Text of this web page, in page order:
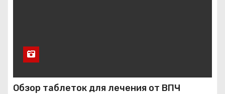
Обзор таблеток для лечения от ВПЧ